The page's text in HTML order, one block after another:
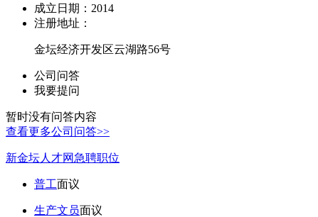
成立日期： 2014
注册地址：
金坛经济开发区云湖路56号
公司问答
我要提问
暂时没有问答内容
查看更多公司问答>>
新金坛人才网急聘职位
普工面议
生产文员面议